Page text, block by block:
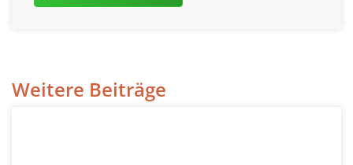
Weitere Beiträge